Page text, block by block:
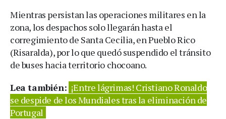
Mientras persistan las operaciones militares en la
zona, los despachos solo llegarán hasta el
corregimiento de Santa Cecilia, en Pueblo Rico
(Risaralda), por lo que quedó suspendido el tránsito
de buses hacia territorio chocoano.
Lea también: ¡Entre lágrimas! Cristiano Ronaldo
se despide de los Mundiales tras la eliminación de
Portugal